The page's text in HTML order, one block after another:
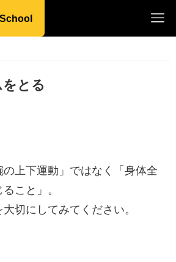
をとる
上下運動」ではなく「身体全
こと」。
切にしてみてください。